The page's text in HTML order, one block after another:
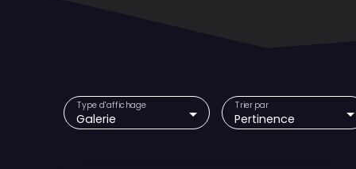
Galerie
Type d'affichage
Pertinence
Trier par